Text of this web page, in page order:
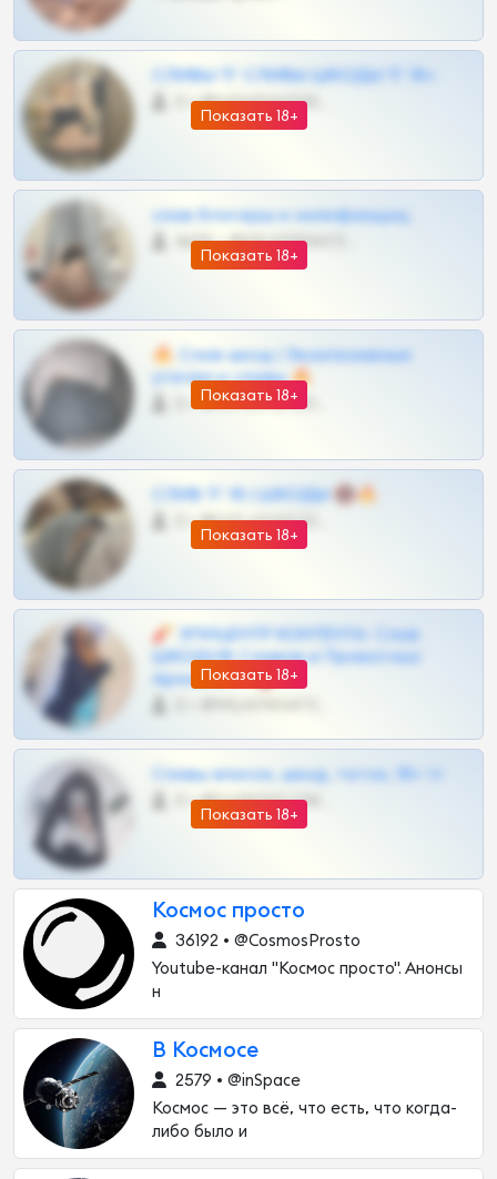
Показать 18+
СЛИВЫ ТГ СЛИВЫ ШКОДЫ ТГ 18+
0 •
Показать 18+
слив блогерш и онлифанщиц
4675 •
Показать 18+
🔥 Слив шкод | Эксклюзивные
утечки и сливы 🔥
0 •
Показать 18+
СЛИВ ТГ 18 | ШКОДЫ 🔞🔥
0 •
Показать 18+
🧨 ЭПИЦЕНТР КОНТЕНТА: Слив
ШКОДОВ Сливов и Приватных
Архивов ТГ 🔞💎
Показать 18+
Сливы вписок, шкод, теток, 18+ тг
0 •
Космос просто
36192 • @CosmosProsto
Youtube-канал "Космос просто". Анонсы
н
В Космосе
2579 • @inSpace
Космос — это всё, что есть, что когда-
либо было и